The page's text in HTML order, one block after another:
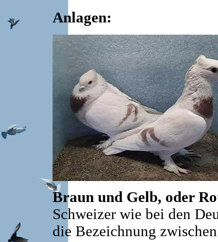
Anlagen:
Braun und Gelb, oder
Schweizer wie bei den
die Bezeichnung